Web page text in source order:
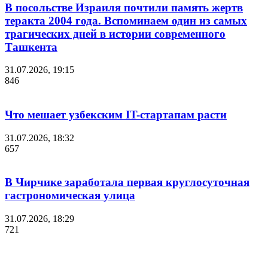
В посольстве Израиля почтили память жертв
теракта 2004 года. Вспоминаем один из самых
трагических дней в истории современного
Ташкента
31.07.2026, 19:15
846
Что мешает узбекским IT-стартапам расти
31.07.2026, 18:32
657
В Чирчике заработала первая круглосуточная
гастрономическая улица
31.07.2026, 18:29
721